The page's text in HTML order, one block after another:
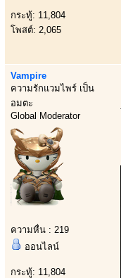
กระทู้: 11,804
โพสต์: 2,065
Vampire
ความรักแวมไพร์ เป็น
อมตะ
Global Moderator
ความหื่น : 219
ออนไลน์
กระทู้: 11,804